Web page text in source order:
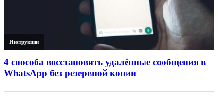
Инструкции
4 способа восстановить удалённые сообщения в
WhatsApp без резервной копии